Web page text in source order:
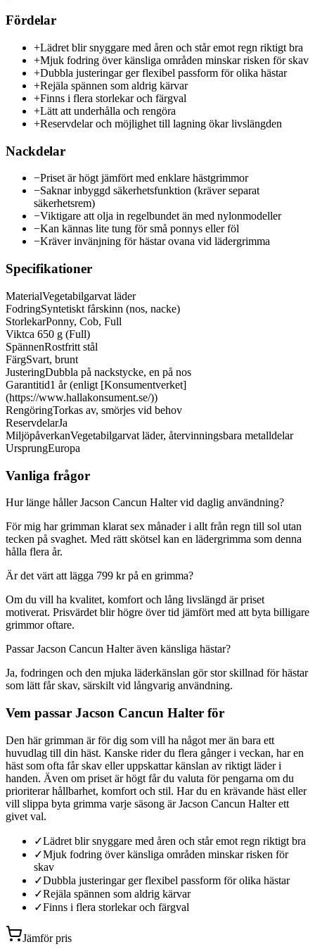
Fördelar
+Lädret blir snyggare med åren och står emot regn riktigt bra
+Mjuk fodring över känsliga områden minskar risken för skav
+Dubbla justeringar ger flexibel passform för olika hästar
+Rejäla spännen som aldrig kärvar
+Finns i flera storlekar och färgval
+Lätt att underhålla och rengöra
+Reservdelar och möjlighet till lagning ökar livslängden
Nackdelar
−Priset är högt jämfört med enklare hästgrimmor
−Saknar inbyggd säkerhetsfunktion (kräver separat
säkerhetsrem)
−Viktigare att olja in regelbundet än med nylonmodeller
−Kan kännas lite tung för små ponnys eller föl
−Kräver invänjning för hästar ovana vid lädergrimma
Specifikationer
MaterialVegetabilgarvat läder
FodringSyntetiskt fårskinn (nos, nacke)
StorlekarPonny, Cob, Full
Viktca 650 g (Full)
SpännenRostfritt stål
FärgSvart, brunt
JusteringDubbla på nackstycke, en på nos
Garantitid1 år (enligt [Konsumentverket]
(https://www.hallakonsument.se/))
RengöringTorkas av, smörjes vid behov
ReservdelarJa
MiljöpåverkanVegetabilgarvat läder, återvinningsbara metalldelar
UrsprungEuropa
Vanliga frågor
Hur länge håller Jacson Cancun Halter vid daglig användning?
För mig har grimman klarat sex månader i allt från regn till sol utan
tecken på svaghet. Med rätt skötsel kan en lädergrimma som denna
hålla flera år.
Är det värt att lägga 799 kr på en grimma?
Om du vill ha kvalitet, komfort och lång livslängd är priset
motiverat. Prisvärdet blir högre över tid jämfört med att byta billigare
grimmor oftare.
Passar Jacson Cancun Halter även känsliga hästar?
Ja, fodringen och den mjuka läderkänslan gör stor skillnad för hästar
som lätt får skav, särskilt vid långvarig användning.
Vem passar Jacson Cancun Halter för
Den här grimman är för dig som vill ha något mer än bara ett
huvudlag till din häst. Kanske rider du flera gånger i veckan, har en
häst som ofta får skav eller uppskattar känslan av riktigt läder i
handen. Även om priset är högt får du valuta för pengarna om du
prioriterar hållbarhet, komfort och stil. Har du en krävande häst eller
vill slippa byta grimma varje säsong är Jacson Cancun Halter ett
givet val.
✓Lädret blir snyggare med åren och står emot regn riktigt bra
✓Mjuk fodring över känsliga områden minskar risken för
skav
✓Dubbla justeringar ger flexibel passform för olika hästar
✓Rejäla spännen som aldrig kärvar
✓Finns i flera storlekar och färgval
Jämför pris